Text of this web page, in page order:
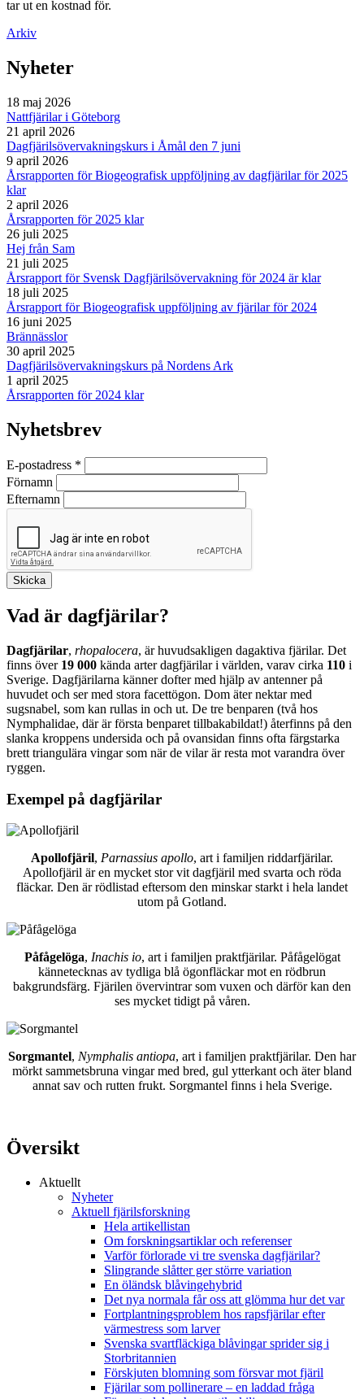
tar ut en kostnad för.
Arkiv
Nyheter
18 maj 2026
Nattfjärilar i Göteborg
21 april 2026
Dagfjärilsövervakningskurs i Åmål den 7 juni
9 april 2026
Årsrapporten för Biogeografisk uppföljning av dagfjärilar för 2025
klar
2 april 2026
Årsrapporten för 2025 klar
26 juli 2025
Hej från Sam
21 juli 2025
Årsrapport för Svensk Dagfjärilsövervakning för 2024 är klar
18 juli 2025
Årsrapport för Biogeografisk uppföljning av fjärilar för 2024
16 juni 2025
Brännässlor
30 april 2025
Dagfjärilsövervakningskurs på Nordens Ark
1 april 2025
Årsrapporten för 2024 klar
Nyhetsbrev
E-postadress *
Förnamn
Efternamn
Vad är dagfjärilar?
Dagfjärilar, rhopalocera, är huvudsakligen dagaktiva fjärilar. Det
finns över 19 000 kända arter dagfjärilar i världen, varav cirka 110 i
Sverige. Dagfjärilarna känner dofter med hjälp av antenner på
huvudet och ser med stora facettögon. Dom äter nektar med
sugsnabel, som kan rullas in och ut. De tre benparen (två hos
Nymphalidae, där är första benparet tillbakabildat!) återfinns på den
slanka kroppens undersida och på ovansidan finns ofta färgstarka
brett triangulära vingar som när de vilar är resta mot varandra över
ryggen.
Exempel på dagfjärilar
Apollofjäril, Parnassius apollo, art i familjen riddarfjärilar.
Apollofjäril är en mycket stor vit dagfjäril med svarta och röda
fläckar. Den är rödlistad eftersom den minskar starkt i hela landet
utom på Gotland.
Påfågelöga, Inachis io, art i familjen praktfjärilar. Påfågelögat
kännetecknas av tydliga blå ögonfläckar mot en rödbrun
bakgrundsfärg. Fjärilen övervintrar som vuxen och därför kan den
ses mycket tidigt på våren.
Sorgmantel, Nymphalis antiopa, art i familjen praktfjärilar. Den har
mörkt sammetsbruna vingar med bred, gul ytterkant och äter bland
annat sav och rutten frukt. Sorgmantel finns i hela Sverige.
Översikt
Aktuellt
Nyheter
Aktuell fjärilsforskning
Hela artikellistan
Om forskningsartiklar och referenser
Varför förlorade vi tre svenska dagfjärilar?
Slingrande slåtter ger större variation
En öländsk blåvingehybrid
Det nya normala får oss att glömma hur det var
Fortplantningsproblem hos rapsfjärilar efter
värmestress som larver
Svenska svartfläckiga blåvingar sprider sig i
Storbritannien
Förskjuten blomning som försvar mot fjäril
Fjärilar som pollinerare – en laddad fråga